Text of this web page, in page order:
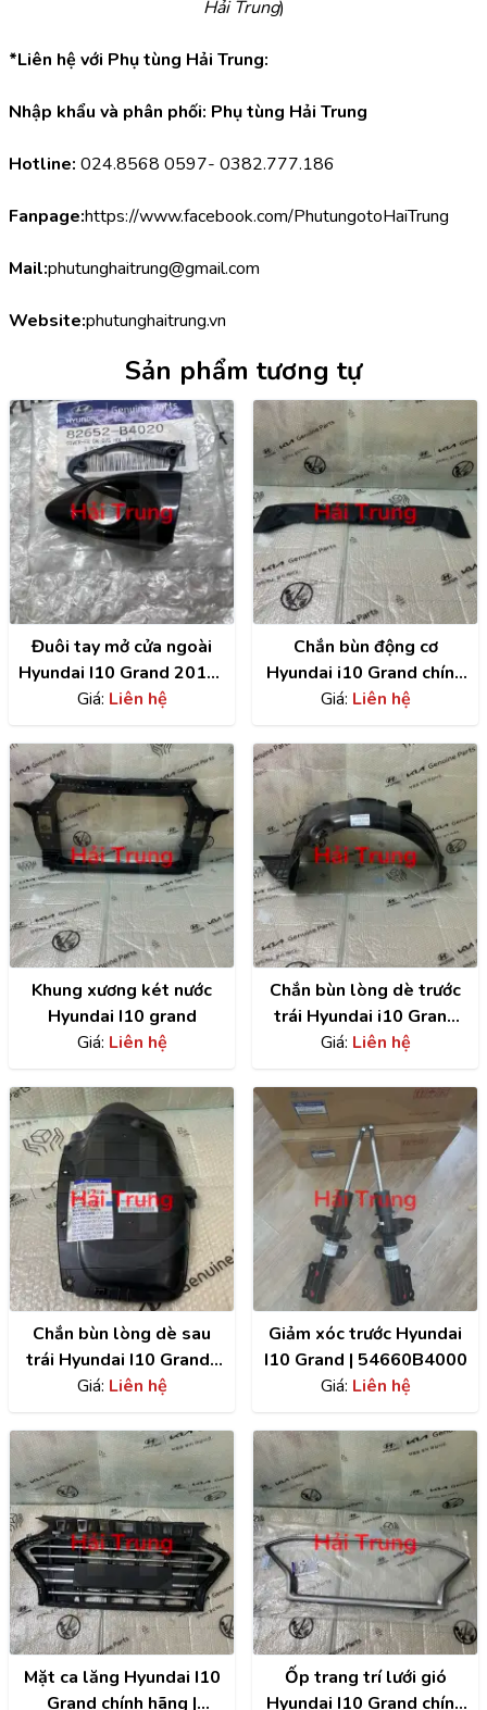
Hải Trung)
*Liên hệ với Phụ tùng Hải Trung:
Nhập khẩu và phân phối: Phụ tùng Hải Trung
Hotline: 024.8568 0597- 0382.777.186
Fanpage:https://www.facebook.com/PhutungotoHaiTrung
Mail:phutunghaitrung@gmail.com
Website:phutunghaitrung.vn
Sản phẩm tương tự
Đuôi tay mở cửa ngoài
Hyundai I10 Grand 2014-
2020 chính hãng
Giá: Liên hệ
Chắn bùn động cơ
Hyundai i10 Grand chính
hãng | 29110B4000
Giá: Liên hệ
Khung xương két nước
Hyundai I10 grand
Giá: Liên hệ
Chắn bùn lòng dè trước
trái Hyundai i10 Grand
chính hãng |
Giá: Liên hệ
Chắn bùn lòng dè sau
trái Hyundai I10 Grand |
86821B4400
Giá: Liên hệ
Giảm xóc trước Hyundai
I10 Grand | 54660B4000
Giá: Liên hệ
Mặt ca lăng Hyundai I10
Grand chính hãng |
Ốp trang trí lưới gió
Hyundai I10 Grand chính